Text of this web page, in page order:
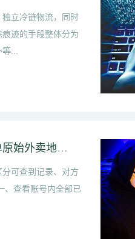
立冷链物流，同时
迹的手段整体分为
...
饿了么多个外卖收货地址怎么查看｜饿了么下单原始外卖地址怎么查找
可查到记录、对方
、查看账号内全部已